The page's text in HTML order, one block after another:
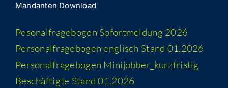
Man­dan­ten Download
Peso­nal­fra­ge­bo­gen Sofort­mel­dung 2026
Per­so­nal­fra­ge­bo­gen eng­lisch Stand 01.2026
Per­so­nal­fra­ge­bo­gen Minijobber_​kurzfristig
Beschäf­tig­te Stand 01.2026